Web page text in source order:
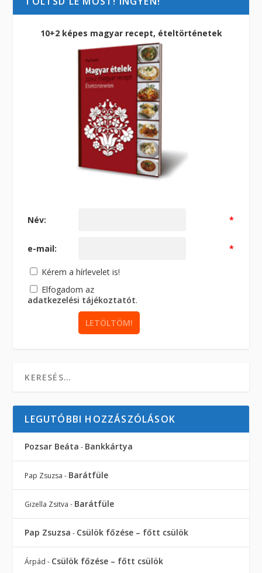
10+2 képes magyar recept, ételtörténetek
Név: *
e-mail: *
Kérem a hírlevelet is!
Elfogadom az
adatkezelési tájékoztatót.
LEGUTÓBBI HOZZÁSZÓLÁSOK
Pozsar Beáta - Bankkártya
Pap Zsuzsa - Barátfüle
Gizella Zsitva - Barátfüle
Pap Zsuzsa - Csülök főzése – főtt csülök
Árpád - Csülök főzése – főtt csülök